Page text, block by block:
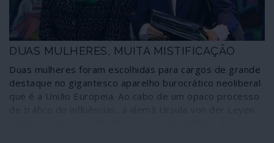
DUAS MULHERES, MUITA MISTIFICAÇÃO
Duas mulheres foram escolhidas para cargos de grande
destaque no gigantesco aparelho burocrático neoliberal
que é a União Europeia. Ao cabo de um opaco processo